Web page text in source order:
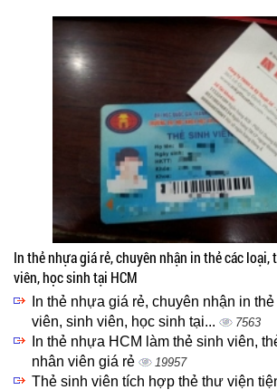
In thẻ nhựa giá rẻ, chuyên nhận in thẻ các loại,
viên, học sinh tại HCM
In thẻ nhựa giá rẻ, chuyên nhận in
viên, sinh viên, học sinh tại...
7563
In thẻ nhựa HCM làm thẻ sinh viên,
nhân viên giá rẻ
19957
Thẻ sinh viên tích hợp thẻ thư viện